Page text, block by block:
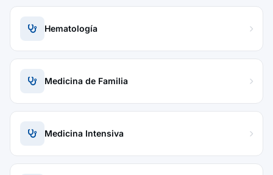
Hematología
Medicina de Familia
Medicina Intensiva